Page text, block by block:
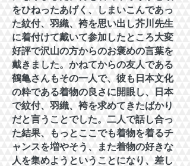
をひねったあげく、しまいこんであっ
た紋付、羽織、袴を思い出し芥川先生
に着付けて戴いて参加したところ大変
好評で沢山の方からのお褒めの言葉を
戴きました。かねてからの友人である
鶴亀さんもその一人で、彼も日本文化
の粋である着物の良さに開眼し、日本
で紋付、羽織、袴を求めてきたばかり
だと言うことでした。二人で話し合っ
た結果、もっとここでも着物を着るチ
ャンスを増やそう、また着物の好きな
人を集めようということになり、差し